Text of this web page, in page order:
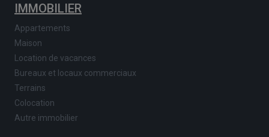
IMMOBILIER
Appartements
Maison
Location de vacances
Bureaux et locaux commerciaux
Terrains
Colocation
Autre immobilier